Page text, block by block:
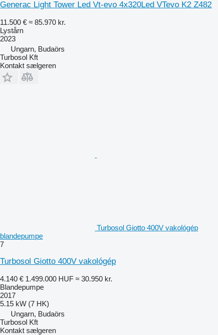
Generac Light Tower Led Vt-evo 4x320Led VTevo K2 Z482
11.500 € ≈ 85.970 kr.
Lystårn
2023
Ungarn, Budaörs
Turbosol Kft
Kontakt sælgeren
Turbosol Giotto 400V vakológép
blandepumpe
7
Turbosol Giotto 400V vakológép
4.140 € 1.499.000 HUF ≈ 30.950 kr.
Blandepumpe
2017
5.15 kW (7 HK)
Ungarn, Budaörs
Turbosol Kft
Kontakt sælgeren